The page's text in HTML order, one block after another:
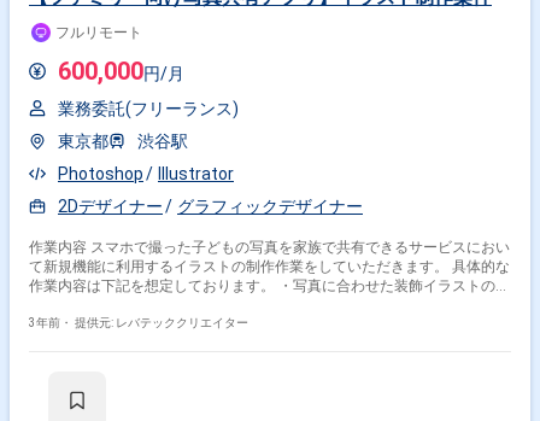
フルリモート
600,000円/月
業務委託(フリーランス)
東京都
渋谷駅
Photoshop
Illustrator
2Dデザイナー
グラフィックデザイナー
作業内容 スマホで撮った子どもの写真を家族で共有できるサービスにおい
て新規機能に利用するイラストの制作作業をしていただきます。 具体的な
作業内容は下記を想定しております。 ・写真に合わせた装飾イラストの制
3年前・ 提供元: レバテッククリエイター